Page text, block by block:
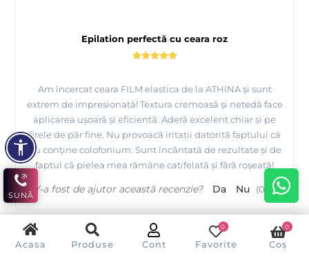
Acasa Produse Cont Favorite
0
Coș
0
Epilation perfectă cu ceara roz
Am încercat ceara FILM elastica de la ATHINA și sunt
extrem de impresionată! Textura cremoasă și netedă face
aplicarea ușoară și eficientă. Aderă excelent chiar și pe
firele de păr fine. Nu provoacă iritații datorită faptului că
nu conține colofonium. Sunt încântată de rezultate și de
faptul că pielea mea rămâne catifelată și fără roșeață!
V-a fost de ajutor această recenzie? Da Nu (0 0)
SUNĂ